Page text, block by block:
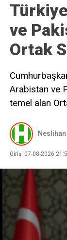
ve
Ortak
Arabistan ve
temel alan
Neslihan
Giriş: 07-08-2026